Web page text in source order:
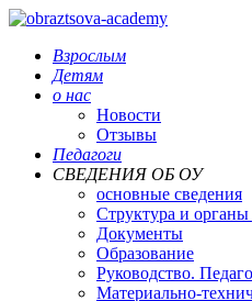
Взрослым
Детям
о нас
Новости
Отзывы
Педагоги
СВЕДЕНИЯ ОБ ОУ
основные сведения
Структура и
Документы
Образование
Руководство.
Материально-